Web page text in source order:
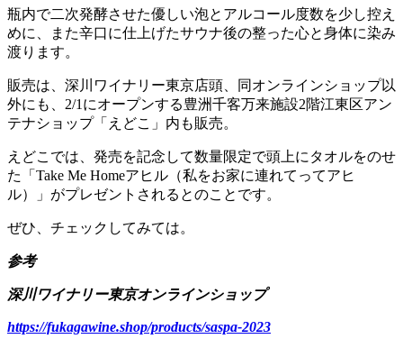
瓶内で二次発酵させた優しい泡とアルコール度数を少し控え
めに、また辛口に仕上げたサウナ後の整った心と身体に染み
渡ります。
販売は、深川ワイナリー東京店頭、同オンラインショップ以
外にも、2/1にオープンする豊洲千客万来施設2階江東区アン
テナショップ「えどこ」内も販売。
えどこでは、発売を記念して数量限定で頭上にタオルをのせ
た「Take Me Homeアヒル（私をお家に連れてってアヒ
ル）」がプレゼントされるとのことです。
ぜひ、チェックしてみては。
参考
深川ワイナリー東京オンラインショップ
https://fukagawine.shop/products/saspa-2023